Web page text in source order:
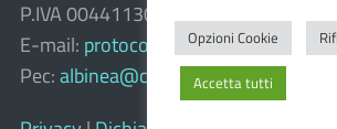
P.IVA 00441130358
E-mail:
Pec: albinea@cert.provincia.re.it
Opzioni Cookie
Accetta tutti